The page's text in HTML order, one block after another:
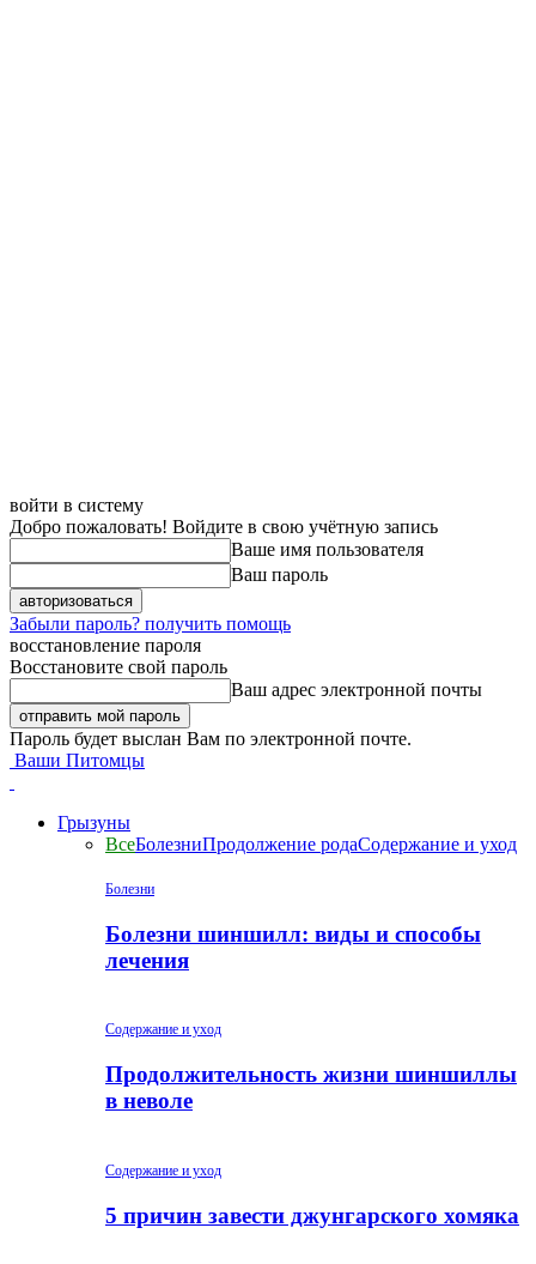
войти в систему
Добро пожаловать! Войдите в свою учётную запись
Ваше имя пользователя
Ваш пароль
Забыли пароль? получить помощь
восстановление пароля
Восстановите свой пароль
Ваш адрес электронной почты
Пароль будет выслан Вам по электронной почте.
Ваши Питомцы
Грызуны
ВсеБолезниПродолжение родаСодержание и уход
Болезни
Болезни шиншилл: виды и способы
лечения
Содержание и уход
Продолжительность жизни шиншиллы
в неволе
Содержание и уход
5 причин завести джунгарского хомяка